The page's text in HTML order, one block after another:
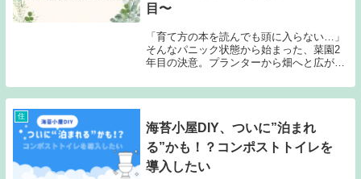
目〜
「育て方の本を読んでも頭に入らない…」
そんなパニック状態から始まった、菜園2
年目の決意。プランターから畑へと広がる
き合い方」を綴ります。完璧を目指さな
い、等身大の自給自足日記です。
住
海苔小屋DIY、ついに”泊まれ
る”かも！？コンポストトイレを
導入したい